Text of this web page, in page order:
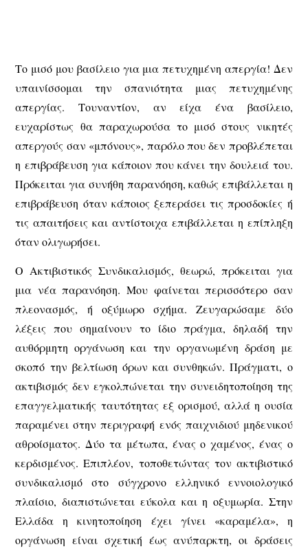
Το μισό μου βασίλειο για μια πετυχημένη απεργία! Δεν
υπαινίσσομαι την σπανιότητα μιας πετυχημένης
απεργίας. Τουναντίον, αν είχα ένα βασίλειο,
ευχαρίστως θα παραχωρούσα το μισό στους νικητές
απεργούς σαν «μπόνους», παρόλο που δεν προβλέπεται
η επιβράβευση για κάποιον που κάνει την δουλειά του.
Πρόκειται για συνήθη παρανόηση, καθώς επιβάλλεται η
επιβράβευση όταν κάποιος ξεπεράσει τις προσδοκίες ή
τις απαιτήσεις και αντίστοιχα επιβάλλεται η επίπληξη
όταν ολιγωρήσει.
Ο Ακτιβιστικός Συνδικαλισμός, θεωρώ, πρόκειται για
μια νέα παρανόηση. Μου φαίνεται περισσότερο σαν
πλεονασμός, ή οξύμωρο σχήμα. Ζευγαρώσαμε δύο
λέξεις που σημαίνουν το ίδιο πράγμα, δηλαδή την
αυθόρμητη οργάνωση και την οργανωμένη δράση με
σκοπό την βελτίωση όρων και συνθηκών. Πράγματι, ο
ακτιβισμός δεν εγκολπώνεται την συνειδητοποίηση της
επαγγελματικής ταυτότητας εξ ορισμού, αλλά η ουσία
παραμένει στην περιγραφή ενός παιχνιδιού μηδενικού
αθροίσματος. Δύο τα μέτωπα, ένας ο χαμένος, ένας ο
κερδισμένος. Επιπλέον, τοποθετώντας τον ακτιβιστικό
συνδικαλισμό στο σύγχρονο ελληνικό εννοιολογικό
πλαίσιο, διαπιστώνεται εύκολα και η οξυμωρία. Στην
Ελλάδα η κινητοποίηση έχει γίνει «καραμέλα», η
οργάνωση είναι σχετική έως ανύπαρκτη, οι δράσεις